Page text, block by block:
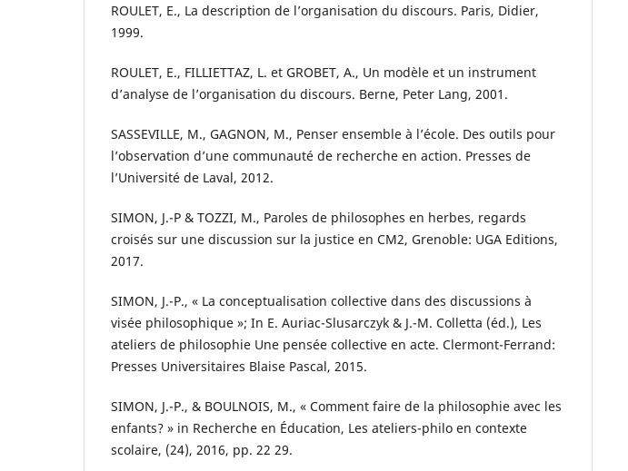
ROULET, E., La description de l’organisation du discours. Paris, Didier,
1999.
ROULET, E., FILLIETTAZ, L. et GROBET, A., Un modèle et un instrument
d’analyse de l’organisation du discours. Berne, Peter Lang, 2001.
SASSEVILLE, M., GAGNON, M., Penser ensemble à l’école. Des outils pour
l’observation d’une communauté de recherche en action. Presses de
l’Université de Laval, 2012.
SIMON, J.-P & TOZZI, M., Paroles de philosophes en herbes, regards
croisés sur une discussion sur la justice en CM2, Grenoble: UGA Editions,
2017.
SIMON, J.-P., « La conceptualisation collective dans des discussions à
visée philosophique »; In E. Auriac-Slusarczyk & J.-M. Colletta (éd.), Les
ateliers de philosophie Une pensée collective en acte. Clermont-Ferrand:
Presses Universitaires Blaise Pascal, 2015.
SIMON, J.-P., & BOULNOIS, M., « Comment faire de la philosophie avec les
enfants? » in Recherche en Éducation, Les ateliers-philo en contexte
scolaire, (24), 2016, pp. 22 29.